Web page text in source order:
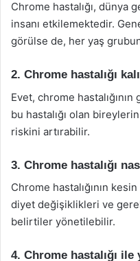
Chrome hastalığı, dünya
insanı etkilemektedir.
görülse de, her yaş
2. Chrome hastalığı
Evet, chrome
bu hastalığı olan
riskini artırabilir.
3. Chrome hastalığı
Chrome hastalığının
diyet değişiklikleri ve
belirtiler yönetilebilir.
4. Chrome hastalığı